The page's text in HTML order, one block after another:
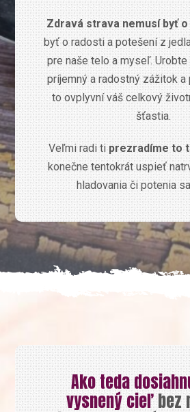
Zdravá strava nemusí byť
byť o radosti a potešení z
pre naše telo a myseľ.
príjemný a radostný zážitok a
to ovplyvní váš celkový
šťastia.
Veľmi radi tiprezradíme to
konečne tentokrát uspieť
hladovania či potenia
Ako teda
vysnený cieľbez